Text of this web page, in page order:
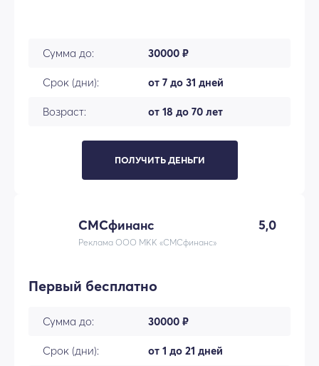
Сумма до: 30000 ₽
Срок (дни): от 7 до 31 дней
Возраст: от 18 до 70 лет
ПОЛУЧИТЬ ДЕНЬГИ
СМСфинанс 5,0
Реклама ООО МКК «СМСфинанс»
Первый бесплатно
Сумма до: 30000 ₽
Срок (дни): от 1 до 21 дней